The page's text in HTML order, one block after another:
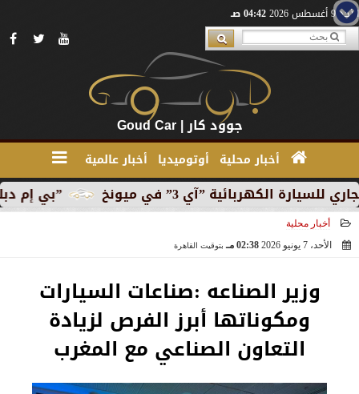
الأحد 9 أغسطس 2026 04:42 صـ
جوود كار | Goud Car
أخبار محلية أوتوميديا أخبار عالمية
”بي إم دبليو” تبدأ ”آي 3” في ميونخ
أخبار محلية
الأحد، 7 يونيو 2026
02:38 مـ بتوقيت القاهرة
وزير الصناعه :صناعات السيارات
ومكوناتها أبرز الفرص لزيادة
التعاون الصناعي مع المغرب